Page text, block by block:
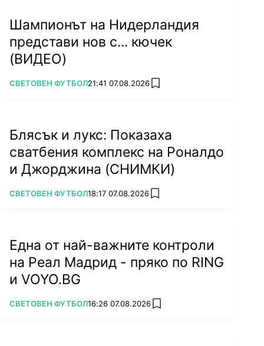
Шампионът на Нидерландия
представи нов с... кючек
(ВИДЕО)
ПОВЕЧЕ ОТ
СВЕТОВЕН ФУТБОЛ21:41 07.08.2026 add favorites
Блясък и лукс: Показаха
сватбения комплекс на Роналдо
и Джорджина (СНИМКИ)
ПОВЕЧЕ ОТ
СВЕТОВЕН ФУТБОЛ18:17 07.08.2026 add favorites
Една от най-важните контроли
на Реал Мадрид - пряко по RING
и VOYO.BG
ПОВЕЧЕ ОТ
СВЕТОВЕН ФУТБОЛ16:26 07.08.2026 add favorites